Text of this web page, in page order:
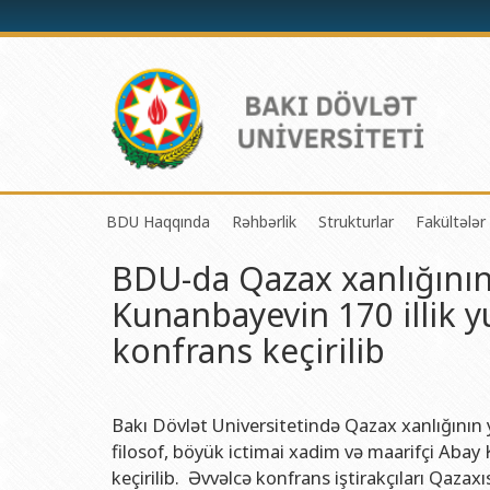
BDU Haqqında
BDU-nun tarixi
BDU-nun Missiya və Strateji inkişaf planı
BDU-nun İnkişaf Proqramı (2014-2020)
BDU-nun üzv olduğu beynəlxalq təşkilatlar
BDU-nun qrant layihələri
Rəhbərlik
Rektor
Prorektorlar
Elmi Şura
Həmkarlar İttifaqı Komitəsi
Tədris Metodiki Şura
Strukturlar
Tədrisin təşkili və
Elmi fəaliyyətin
Informasiya
Xarici tələbələrlə iş
İctimaiyyətlə
Fakültələr
BDU-da Qazax
Kunanbayevin 170 illik
konfrans keçirilib
Bakı Dövlət Universitetində Qazax xanlığının
filosof, böyük ictimai xadim və maarifçi
keçirilib. Əvvəlcə konfrans iştirakçıları